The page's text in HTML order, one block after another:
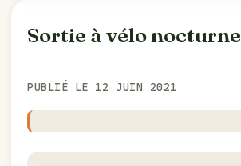
Sortie à vélo nocturne
PUBLIÉ LE 12 JUIN 2021